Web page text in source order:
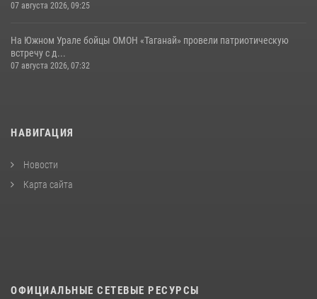
07 августа 2026, 09:25
На Южном Урале бойцы ОМОН «Таганай» провели патриотическую
встречу с д...
07 августа 2026, 07:32
НАВИГАЦИЯ
Новости
Карта сайта
ОФИЦИАЛЬНЫЕ СЕТЕВЫЕ РЕСУРСЫ